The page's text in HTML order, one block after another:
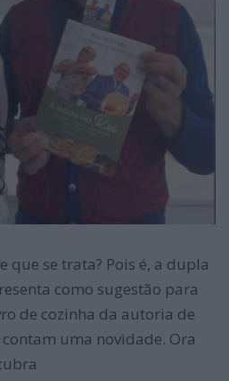
que se trata? Pois é, a dupla
como sugestão para
de cozinha da autoria de
uma novidade. Ora